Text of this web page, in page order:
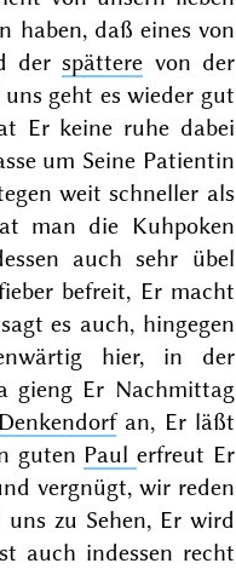
haben, daß eines von
derspättere von der
geht es wieder gut
Er keine ruhe dabei
um Seine Patientin
weit schneller als
man die Kuhpoken
auch sehr übel
befreit, Er macht
es auch, hingegen
hier, in der
gieng Er Nachmittag
Denkendorfan, Er läßt
guten Paulerfreut Er
vergnügt, wir reden
zu Sehen, Er wird
auch indessen recht